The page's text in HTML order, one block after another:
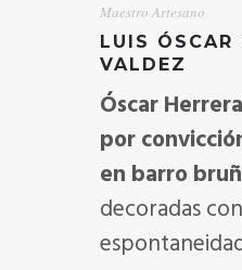
Maestro Artesano
LUIS ÓSCAR
VALDEZ
Óscar Herrera
por
en barro
decoradas con